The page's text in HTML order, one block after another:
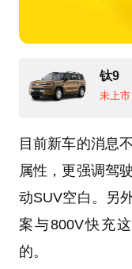
钛9
未上市
目前新车的消息
属性，更强调驾
动SUV空白。另
案与800V快充
的。